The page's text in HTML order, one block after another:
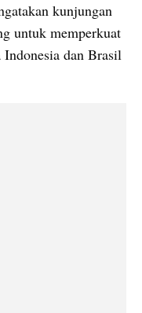
kunjungan
untuk memperkuat
dan Brasil